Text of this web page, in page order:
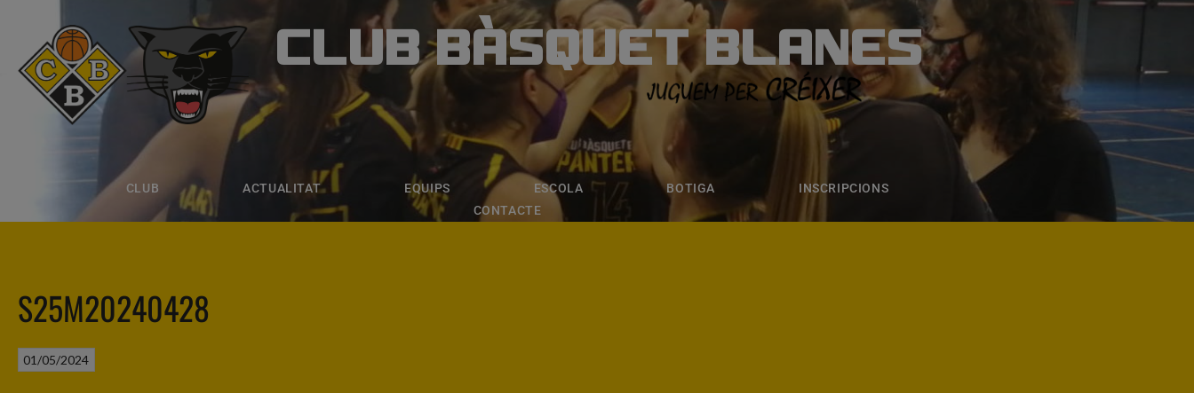
CLUB BÀSQUET BLANES
CLUB ACTUALITAT EQUIPS ESCOLA BOTIGA
INSCRIPCIONS
CONTACTE
CLUB BÀSQUET BLANES
ACTUALITAT ESCOLA BOTIGA INSCRIPCIONS
S25M20240428
01/05/2024